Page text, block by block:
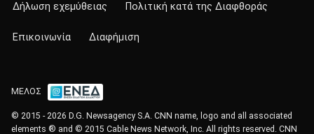
Δήλωση εχεμύθειας Πολιτική κατά της Διαφθοράς
Επικοινωνία Διαφήμιση
ΜΕΛΟΣ
© 2015 - 2026 D.G. Newsagency S.A. CNN name, logo and all associated
elements ® and © 2015 Cable News Network, Inc. All rights reserved. CNN